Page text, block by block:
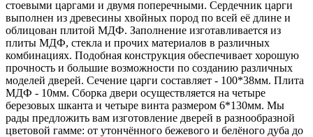
стоевыми царгами и двумя поперечными. Сердечник царги
выполнен из древесины хвойных пород по всей её длине и
облицован плитой МДФ. Заполнение изготавливается из
плиты МДФ, стекла и прочих материалов в различных
комбинациях. Подобная конструкция обеспечивает хорошую
прочность и большие возможности по созданию различных
моделей дверей. Сечение царги составляет - 100*38мм. Плита
МДФ - 10мм. Сборка двери осуществляется на четыре
березовых шканта и четыре винта размером 6*130мм. Мы
рады предложить вам изготовление дверей в разнообразной
цветовой гамме: от утончённого бежевого и белёного дуба до